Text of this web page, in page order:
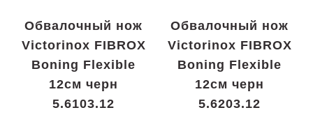
Обвалочный нож
Victorinox FIBROX
Boning Flexible
12см черн
5.6103.12
Обвалочный нож
Victorinox FIBROX
Boning Flexible
12см черн
5.6203.12